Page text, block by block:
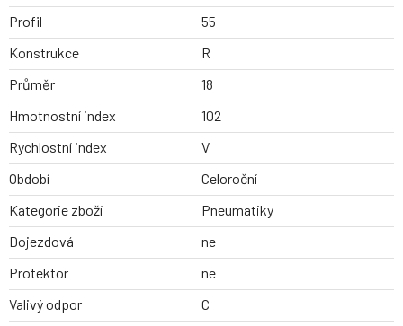
Profil
55
Konstrukce
R
Průměr
18
Hmotnostní index
102
Rychlostní index
V
Období
Celoroční
Kategorie zboží
Pneumatiky
Dojezdová
ne
Protektor
ne
Valivý odpor
C